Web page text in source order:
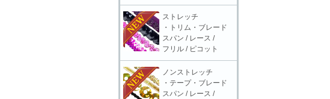
ストレッチ
・トリム・ブレード
スパン / レース /
フリル / ピコット
ノンストレッチ
・テープ・ブレード
スパン / レース /